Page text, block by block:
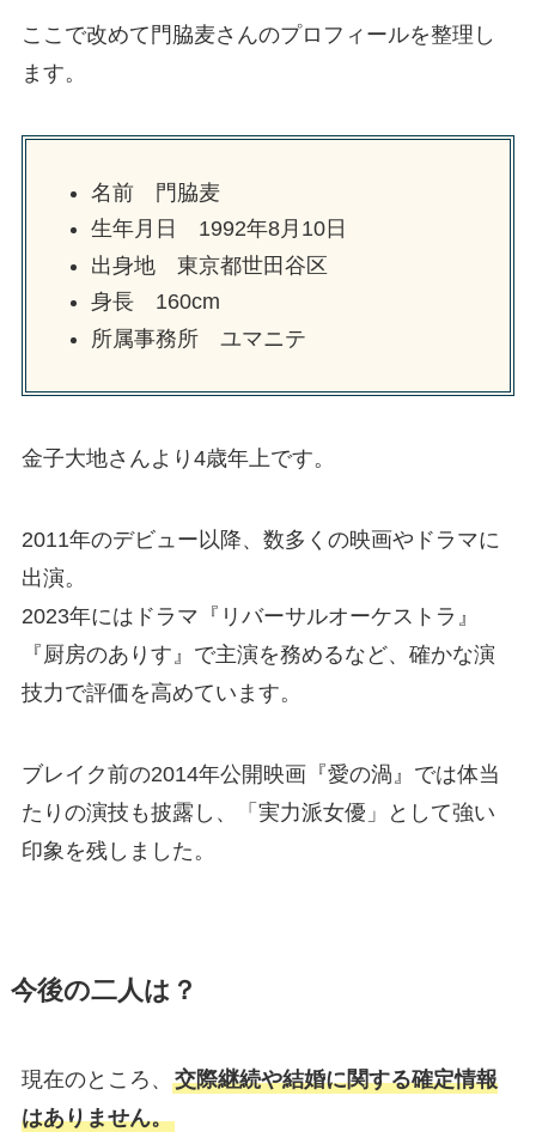
ここで改めて門脇麦さんのプロフィールを整理し
ます。
名前 門脇麦
生年月日 1992年8月10日
出身地 東京都世田谷区
身長 160cm
所属事務所 ユマニテ
金子大地さんより4歳年上です。
2011年のデビュー以降、数多くの映画やドラマに
出演。
2023年にはドラマ『リバーサルオーケストラ』
『厨房のありす』で主演を務めるなど、確かな演
技力で評価を高めています。
ブレイク前の2014年公開映画『愛の渦』では体当
たりの演技も披露し、「実力派女優」として強い
印象を残しました。
今後の二人は？
現在のところ、 交際継続や結婚に関する確定情報
はありません。